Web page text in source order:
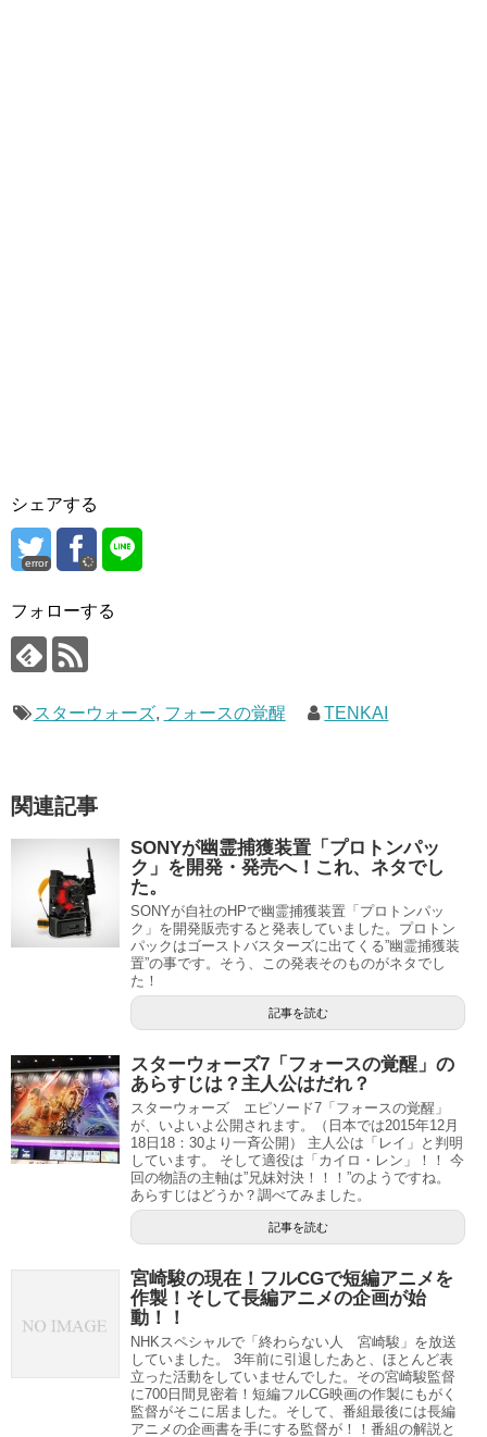
シェアする
error
フォローする
スターウォーズ, フォースの覚醒 TENKAI
関連記事
SONYが幽霊捕獲装置「プロトンパッ
ク」を開発・発売へ！これ、ネタでし
た。
SONYが自社のHPで幽霊捕獲装置「プロトンパッ
ク」を開発販売すると発表していました。プロトン
パックはゴーストバスターズに出てくる”幽霊捕獲装
置”の事です。そう、この発表そのものがネタでし
た！
記事を読む
スターウォーズ7「フォースの覚醒」の
あらすじは？主人公はだれ？
スターウォーズ エピソード7「フォースの覚醒」
が、いよいよ公開されます。（日本では2015年12月
18日18：30より一斉公開） 主人公は「レイ」と判明
しています。 そして適役は「カイロ・レン」！！ 今
回の物語の主軸は”兄妹対決！！！”のようですね。
あらすじはどうか？調べてみました。
記事を読む
宮崎駿の現在！フルCGで短編アニメを
作製！そして長編アニメの企画が始
動！！
NHKスペシャルで「終わらない人 宮崎駿」を放送
していました。 3年前に引退したあと、ほとんど表
立った活動をしていませんでした。その宮崎駿監督
に700日間見密着！短編フルCG映画の作製にもがく
監督がそこに居ました。そして、番組最後には長編
アニメの企画書を手にする監督が！！番組の解説と